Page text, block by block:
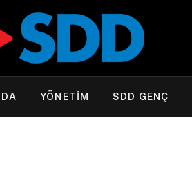
YÖNETİM SDD GENÇ